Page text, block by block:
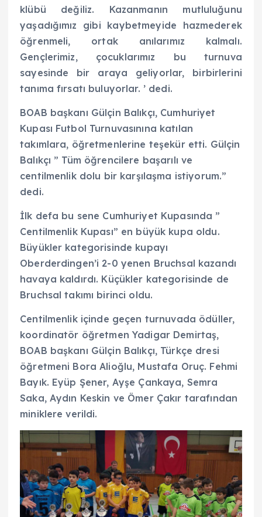
klübü değiliz. Kazanmanın mutluluğunu
yaşadığımız gibi kaybetmeyide hazmederek
öğrenmeli, ortak anılarımız kalmalı.
Gençlerimiz, çocuklarımız bu turnuva
sayesinde bir araya geliyorlar, birbirlerini
tanıma fırsatı buluyorlar. ’ dedi.
BOAB başkanı Gülçin Balıkçı, Cumhuriyet
Kupası Futbol Turnuvasınına katılan
takımlara, öğretmenlerine teşekür etti. Gülçin
Balıkçı ” Tüm öğrencilere başarılı ve
centilmenlik dolu bir karşılaşma istiyorum.”
dedi.
İlk defa bu sene Cumhuriyet Kupasında ”
Centilmenlik Kupası” en büyük kupa oldu.
Büyükler kategorisinde kupayı
Oberderdingen’i 2-0 yenen Bruchsal kazandı
havaya kaldırdı. Küçükler kategorisinde de
Bruchsal takımı birinci oldu.
Centilmenlik içinde geçen turnuvada ödüller,
koordinatör öğretmen Yadigar Demirtaş,
BOAB başkanı Gülçin Balıkçı, Türkçe dresi
öğretmeni Bora Alioğlu, Mustafa Oruç. Fehmi
Bayık. Eyüp Şener, Ayşe Çankaya, Semra
Saka, Aydın Keskin ve Ömer Çakır tarafından
miniklere verildi.